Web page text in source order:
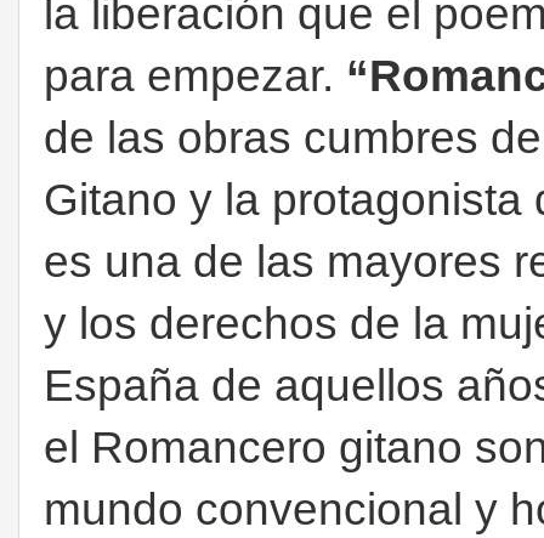
la liberación que el
para empezar.
de las obras cumbres
Gitano y la
es una de las mayores
y los derechos de la
España de aquellos
el Romancero gitano
mundo convencional y